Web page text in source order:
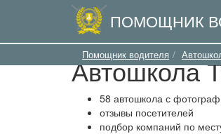
ПОМОЩНИК
Помощник водителя
Автошкола
58 автошкола с
отзывы посетителей
подбор компаний по